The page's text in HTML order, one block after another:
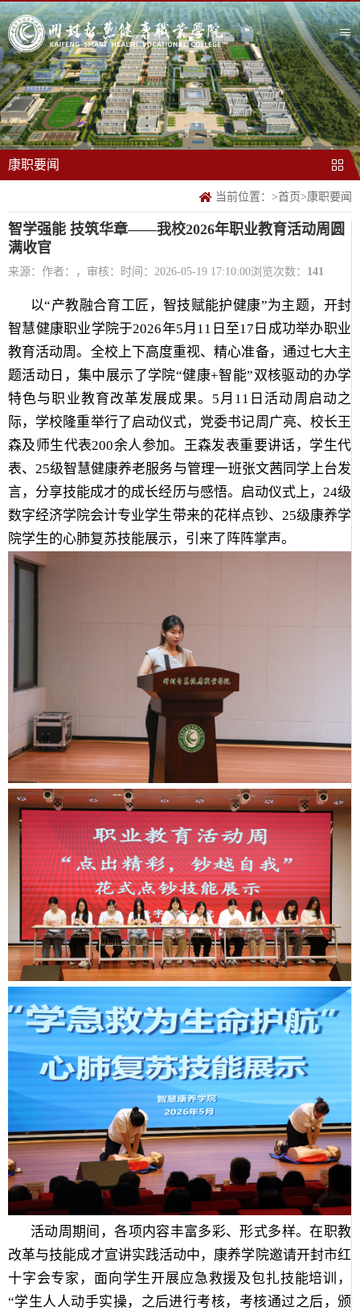
康职要闻
当前位置： >首页>康职要闻
智学强能 技筑华章——我校2026年职业教育活动周圆
满收官
来源： 作者：，审核： 时间：2026-05-19 17:10:00浏览次数： 141
以“产教融合育工匠，智技赋能护健康”为主题，开封
智慧健康职业学院于2026年5月11日至17日成功举办职业
教育活动周。全校上下高度重视、精心准备，通过七大主
题活动日，集中展示了学院“健康+智能”双核驱动的办学
特色与职业教育改革发展成果。5月11日活动周启动之
际，学校隆重举行了启动仪式，党委书记周广亮、校长王
森及师生代表200余人参加。王森发表重要讲话，学生代
表、25级智慧健康养老服务与管理一班张文茜同学上台发
言，分享技能成才的成长经历与感悟。启动仪式上，24级
数字经济学院会计专业学生带来的花样点钞、25级康养学
院学生的心肺复苏技能展示，引来了阵阵掌声。
活动周期间，各项内容丰富多彩、形式多样。在职教
改革与技能成才宣讲实践活动中，康养学院邀请开封市红
十字会专家，面向学生开展应急救援及包扎技能培训，
“学生人人动手实操，之后进行考核，考核通过之后，颁